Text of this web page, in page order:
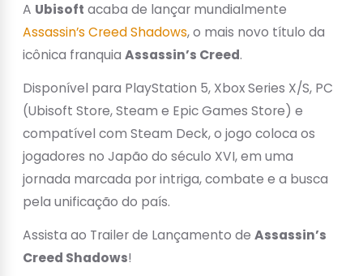
A Ubisoft acaba de lançar mundialmente
Assassin’s Creed Shadows, o mais novo título da
icônica franquia Assassin’s Creed.
Disponível para PlayStation 5, Xbox Series X/S, PC
(Ubisoft Store, Steam e Epic Games Store) e
compatível com Steam Deck, o jogo coloca os
jogadores no Japão do século XVI, em uma
jornada marcada por intriga, combate e a busca
pela unificação do país.
Assista ao Trailer de Lançamento de Assassin’s
Creed Shadows!